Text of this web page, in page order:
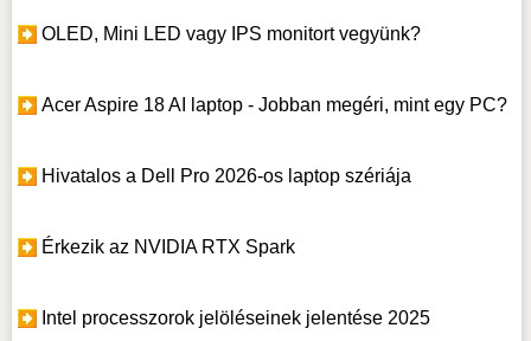
OLED, Mini LED vagy IPS monitort vegyünk?
Acer Aspire 18 AI laptop - Jobban megéri, mint egy PC?
Hivatalos a Dell Pro 2026-os laptop szériája
Érkezik az NVIDIA RTX Spark
Intel processzorok jelöléseinek jelentése 2025